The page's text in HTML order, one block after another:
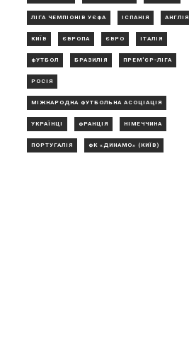
ЛІГА ЧЕМПІОНІВ УЄФА ІСПАНІЯ АНГЛІЯ
КИЇВ ЄВРОПА ЄВРО ІТАЛІЯ
ФУТБОЛ БРАЗИЛІЯ ПРЕМ'ЄР-ЛІГА
РОСІЯ
МІЖНАРОДНА ФУТБОЛЬНА АСОЦІАЦІЯ
УКРАЇНЦІ ФРАНЦІЯ НІМЕЧЧИНА
ПОРТУГАЛІЯ ФК «ДИНАМО» (КИЇВ)